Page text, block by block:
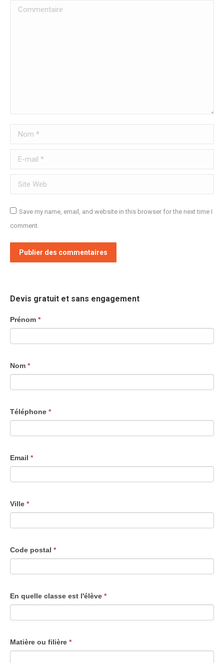
Commentaire
Nom *
E-mail *
Site Web
Save my name, email, and website in this browser for the next time I
comment.
Publier des commentaires
Devis gratuit et sans engagement
Formulaires
Prénom *
Nom *
Téléphone *
Email *
Ville *
Code postal *
En quelle classe est l'élève *
Matière ou filière *